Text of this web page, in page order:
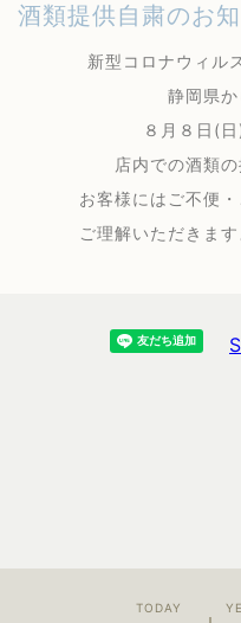
酒類提供自粛のお
新型コロナウィル
静岡県
８月８日(
店内での酒類
お客様にはご不便
ご理解いただきま
TODAY